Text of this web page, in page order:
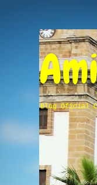
Blog Oficial